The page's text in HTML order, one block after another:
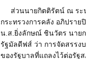
ส่วนนายกิตติรัตน์ ณ ระ
กระทรวงการคลัง อภิปราย
น.ส.ยิ่งลักษณ์ ชินวัตร นาย
รัฐมัลดีฟส์ ว่า การจัดสรรง
ของรัฐบาลที่แถลงไว้ต่อรัฐ